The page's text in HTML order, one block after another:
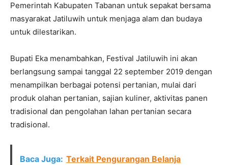
Pemerintah Kabupaten Tabanan untuk sepakat bersama
masyarakat Jatiluwih untuk menjaga alam dan budaya
untuk dilestarikan.
Bupati Eka menambahkan, Festival Jatiluwih ini akan
berlangsung sampai tanggal 22 september 2019 dengan
menampilkan berbagai potensi pertanian, mulai dari
produk olahan pertanian, sajian kuliner, aktivitas panen
tradisional dan pengolahan lahan pertanian secara
tradisional.
Baca Juga: Terkait Pengurangan Belanja